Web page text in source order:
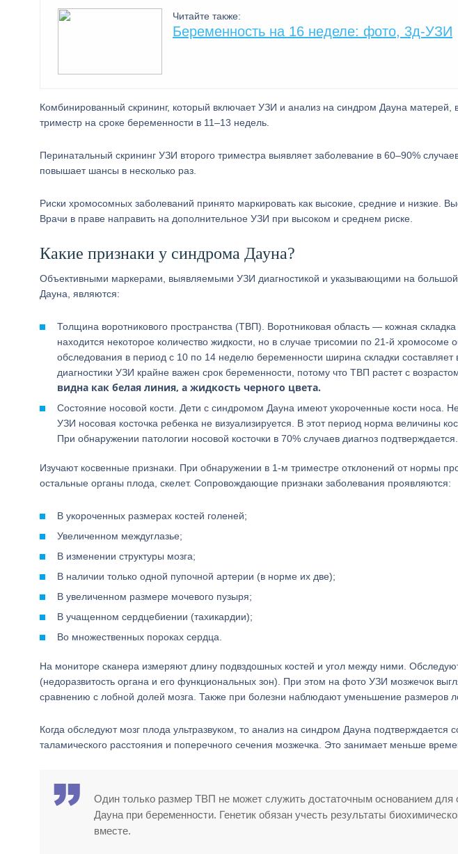
Читайте также:
Беременность на 16 неделе: фото, 3д-УЗИ
Комбинированный скрининг, который включает УЗИ и анализ на синдром Дауна матерей,
триместр на сроке беременности в 11–13 недель.
Перинатальный скрининг УЗИ второго триместра выявляет заболевание в 60–90%
повышает шансы в несколько раз.
Риски хромосомных заболеваний принято маркировать как высокие, средние и низкие.
Врачи в праве направить на дополнительное УЗИ при высоком и среднем риске.
Какие признаки у синдрома Дауна?
Объективными маркерами, выявляемыми УЗИ диагностикой и указывающими на
Дауна, являются:
Толщина воротникового пространства (ТВП). Воротниковая область — кожная
находится некоторое количество жидкости, но в случае трисомии по 21-й
обследования в период с 10 по 14 неделю беременности ширина складки
диагностики УЗИ крайне важен срок беременности, потому что ТВП растет с
видна как белая линия, а жидкость черного цвета.
Состояние носовой кости. Дети с синдромом Дауна имеют укороченные кости носа.
УЗИ носовая косточка ребенка не визуализируется. В этот период норма величины
При обнаружении патологии носовой косточки в 70% случаев диагноз подтверждается.
Изучают косвенные признаки. При обнаружении в 1-м триместре отклонений от нормы
остальные органы плода, скелет. Сопровождающие признаки заболевания проявляются:
В укороченных размерах костей голеней;
Увеличенном междуглазье;
В изменении структуры мозга;
В наличии только одной пупочной артерии (в норме их две);
В увеличенном размере мочевого пузыря;
В учащенном сердцебиении (тахикардии);
Во множественных пороках сердца.
На мониторе сканера измеряют длину подвздошных костей и угол между ними.
(недоразвитость органа и его функциональных зон). При этом на фото УЗИ мозжечок
сравнению с лобной долей мозга. Также при болезни наблюдают уменьшение размеров
Когда обследуют мозг плода ультразвуком, то анализ на синдром Дауна подтверждается
таламического расстояния и поперечного сечения мозжечка. Это занимает меньше
Один только размер ТВП не может служить достаточным основанием для
Дауна при беременности. Генетик обязан учесть результаты
вместе.